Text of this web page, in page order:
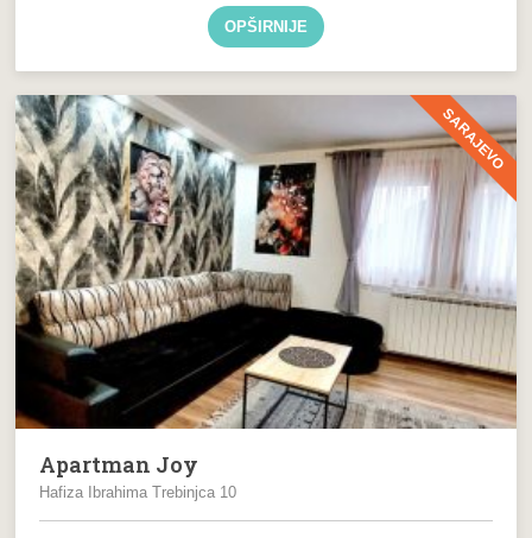
OPŠIRNIJE
SARAJEVO
Apartman Joy
Hafiza Ibrahima Trebinjca 10